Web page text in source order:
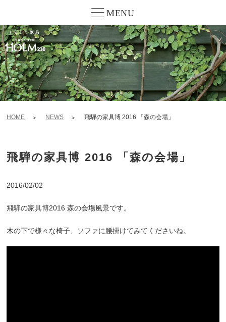
MENU
HOME NEWS 飛騨の家具博 2016 「森の会場」
飛騨の家具博 2016 「森の会場」
2016/02/02
飛騨の家具博2016 森の会場風景です。
木の下で様々な椅子、ソファに腰掛けてみてくださいね。